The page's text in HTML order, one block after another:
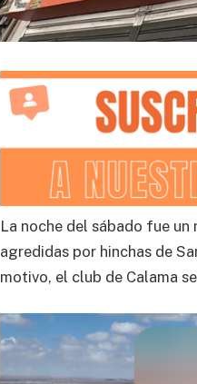
La noche del sábado fue
agredidas por hinchas de
motivo, el club de Calama